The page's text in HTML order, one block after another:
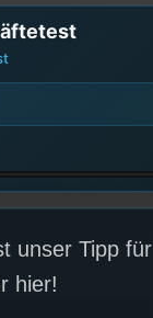
unser Tipp für
hier!